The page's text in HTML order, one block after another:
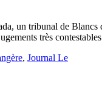
un tribunal de
très
, Journal Le